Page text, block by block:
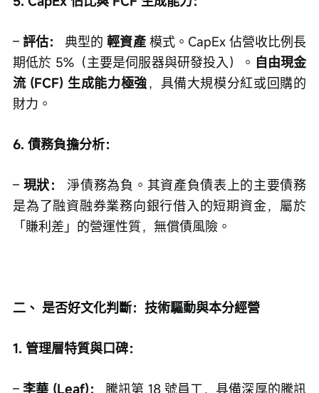
– 評估： 典型的 輕資產 模式。CapEx 佔營收比例長
期低於 5%（主要是伺服器與研發投入）。 自由現金
流 (FCF) 生成能力極強，具備大規模分紅或回購的
財力。
6. 債務負擔分析：
– 現狀：
淨債務為負。其資產負債表上的主要債務
是為了融資融券業務向銀行借入的短期資金，屬於
「賺利差」的營運性質，無償債風險。
二、 是否好文化判斷：技術驅動與本分經營
1. 管理層特質與口碑：
– 李華 (Leaf)： 騰訊第 18 號員工，具備深厚的騰訊